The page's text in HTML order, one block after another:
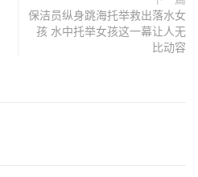
保洁员纵身跳海托举救出落水女
孩 水中托举女孩这一幕让人无
比动容